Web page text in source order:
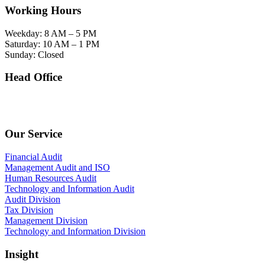
Working Hours
Weekday: 8 AM – 5 PM
Saturday: 10 AM – 1 PM
Sunday: Closed
Head Office
Our Service
Financial Audit
Management Audit and ISO
Human Resources Audit
Technology and Information Audit
Audit Division
Tax Division
Management Division
Technology and Information Division
Insight